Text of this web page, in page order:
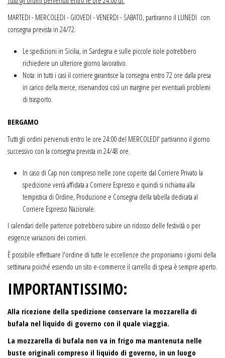
MARTEDI - MERCOLEDI - GIOVEDI - VENERDI - SABATO, partiranno il LUNEDI con
consegna prevista in 24/72.
Le spedizioni in Sicilia, in Sardegna e sulle piccole isole potrebbero
richiedere un ulteriore giorno lavorativo.
Nota: in tutti i casi il corriere garantisce la consegna entro 72 ore dalla presa
in carico della merce, riservandosi così un margine per eventuali problemi
di trasporto.
BERGAMO
Tutti gli ordini pervenuti entro le ore 24:00 del MERCOLEDI' partiranno il giorno
successivo con la consegna prevista in 24/48 ore.
In caso di Cap non compreso nelle zone coperte dal Corriere Privato la
spedizione verrà affidata a Corriere Espresso e quindi si richiama alla
tempistica di Ordine, Produzione e Consegna della tabella dedicata al
Corriere Espresso Nazionale.
I calendari delle partenze potrebbero subire un ridosso delle festività o per
esigenze variazioni dei corrieri.
È possibile effettuare l'ordine di tutte le eccellenze che proponiamo i giorni della
settimana poiché essendo un sito e-commerce il carrello di spesa è sempre aperto.
IMPORTANTISSIMO:
Alla ricezione della spedizione conservare la mozzarella di
bufala nel liquido di governo con il quale viaggia.
La mozzarella di bufala non va in frigo ma mantenuta nelle
buste originali compreso il liquido di governo, in un luogo